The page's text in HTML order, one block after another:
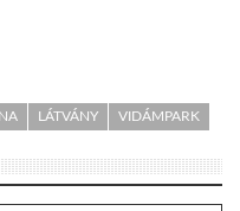
LÁTVÁNY VIDÁMPARK